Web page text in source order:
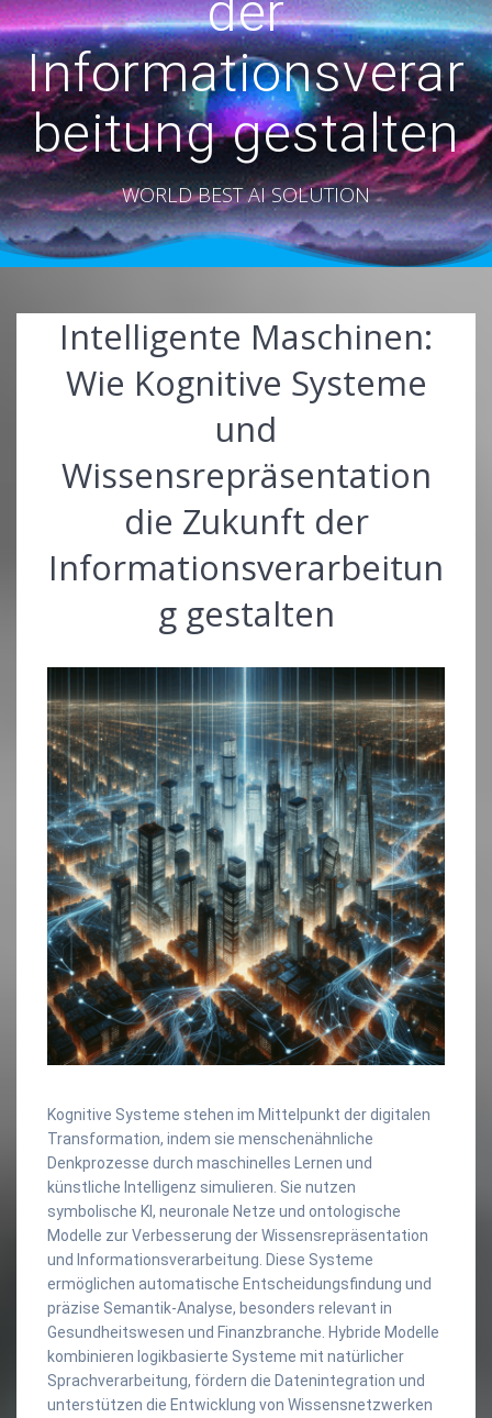
Informationsverar
beitung gestalten
WORLD BEST AI SOLUTION
Intelligente Maschinen:
Wie Kognitive Systeme
und
Wissensrepräsentation
die Zukunft der
Informationsverarbeitun
g gestalten
Kognitive Systeme stehen im Mittelpunkt der digitalen
Transformation, indem sie menschenähnliche
Denkprozesse durch maschinelles Lernen und
künstliche Intelligenz simulieren. Sie nutzen
symbolische KI, neuronale Netze und ontologische
Modelle zur Verbesserung der Wissensrepräsentation
und Informationsverarbeitung. Diese Systeme
ermöglichen automatische Entscheidungsfindung und
präzise Semantik-Analyse, besonders relevant in
Gesundheitswesen und Finanzbranche. Hybride Modelle
kombinieren logikbasierte Systeme mit natürlicher
Sprachverarbeitung, fördern die Datenintegration und
unterstützen die Entwicklung von Wissensnetzwerken